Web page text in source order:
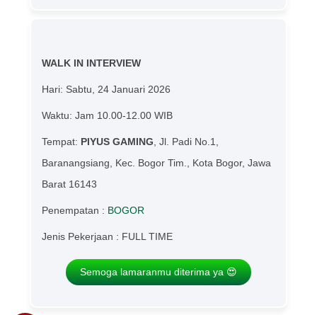
WALK IN INTERVIEW
Hari: Sabtu, 24 Januari 2026
Waktu: Jam 10.00-12.00 WIB
Tempat: PIYUS GAMING, Jl. Padi No.1,
Baranangsiang, Kec. Bogor Tim., Kota Bogor, Jawa
Barat 16143
Penempatan : BOGOR
Jenis Pekerjaan : FULL TIME
Semoga lamaranmu diterima ya 😍